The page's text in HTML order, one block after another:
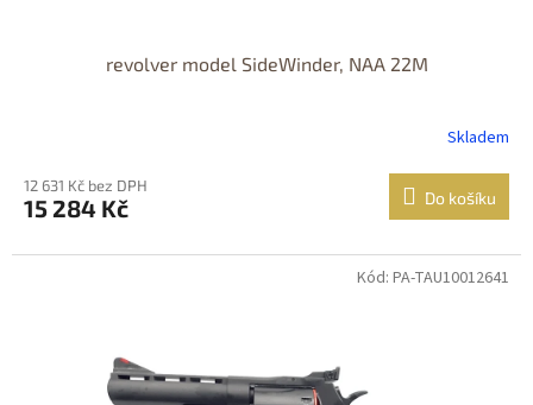
revolver model SideWinder, NAA 22M
Skladem
12 631 Kč bez DPH
15 284 Kč Do košíku
Kód: PA-TAU10012641